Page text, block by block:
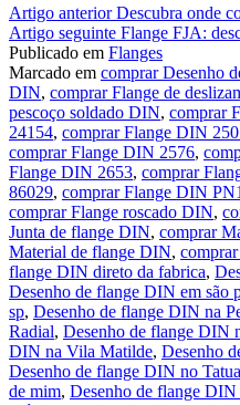
Continue
lendo
Artigo anteriorDescubra onde
Artigo seguinte Flange FJA:
Publicado em Flanges
Marcado em comprar Desenho
DIN, comprar Flange de
pescoço soldado DIN, comprar
24154, comprar Flange DIN
comprar Flange DIN 2576,
Flange DIN 2653, comprar
86029, comprar Flange DIN
comprar Flange roscado DIN,
Junta de flange DIN, comprar
Material de flange DIN,
flange DIN direto da fabrica,
Desenho de flange DIN em são
sp, Desenho de flange DIN na
Radial, Desenho de flange DIN
DIN na Vila Matilde, Desenho
Desenho de flange DIN no
de mim, Desenho de flange DIN